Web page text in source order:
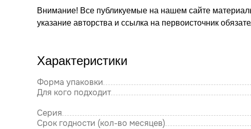
Внимание! Все публикуемые на нашем сайте
указание авторства и ссылка на первоисточник
Характеристики
Форма упаковки
Для кого подходит
Серия
Срок годности (кол-во месяцев)